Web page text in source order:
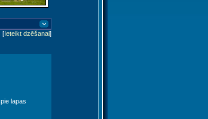
[Ieteikt dzēšanai]
lapas